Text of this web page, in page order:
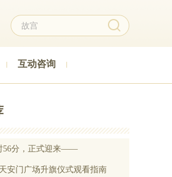
互动咨询
56分，正式迎来——
安门广场升旗仪式观看指南